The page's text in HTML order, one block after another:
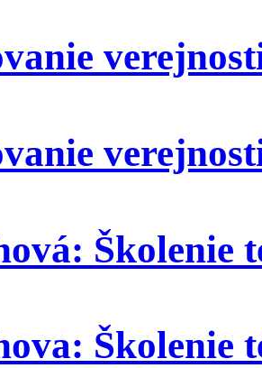
Školenie
Školenie